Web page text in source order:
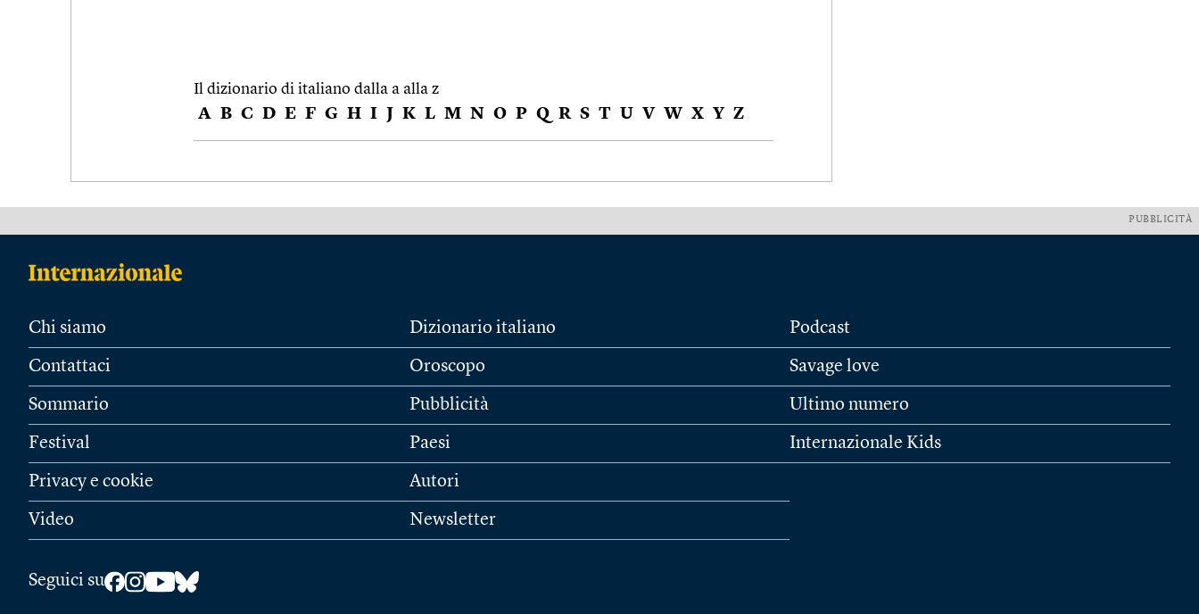
Il dizionario di italiano dalla a alla z
A B C D E F G H I J K L M N O P Q R S T U V W X Y Z
PUBBLICITÀ
Chi siamo
Contattaci
Sommario
Festival
Privacy e cookie
Video
Dizionario italiano
Oroscopo
Pubblicità
Paesi
Autori
Newsletter
Podcast
Savage love
Ultimo numero
Internazionale Kids
Seguici su